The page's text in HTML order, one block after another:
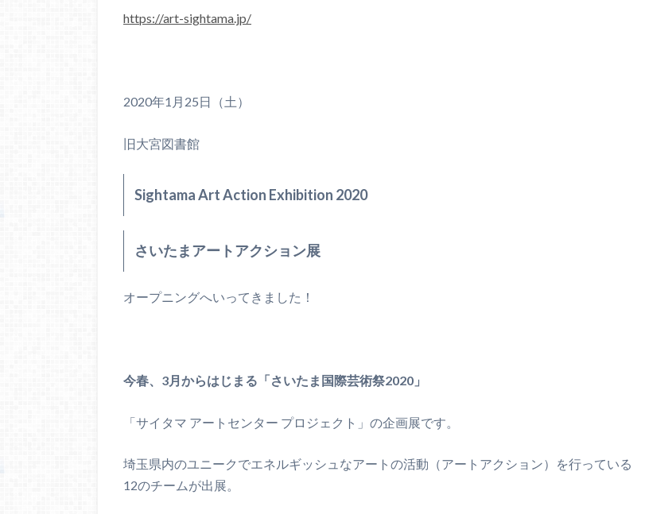
https://art-sightama.jp/
2020年1月25日（土）
旧大宮図書館
Sightama Art Action Exhibition 2020
さいたまアートアクション展
オープニングへいってきました！
今春、3月からはじまる「さいたま国際芸術祭2020」
「サイタマ アートセンター プロジェクト」の企画展です。
埼玉県内のユニークでエネルギッシュなアートの活動（アートアクション）を行っている
12のチームが出展。